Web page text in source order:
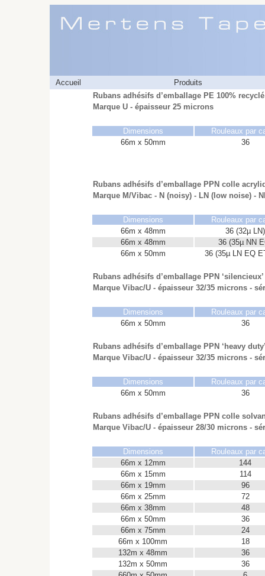
Accueil
Produits
Rubans adhésifs d’emballage PE 100%
Marque U - épaisseur 25 microns
Dimensions
Rouleaux par
66m x 50mm
36
Rubans adhésifs d’emballage PPN colle
Marque M/Vibac - N (noisy) - LN (low noise) -
Dimensions
Rouleaux par
66m x 48mm
36 (32µ LN)
66m x 48mm
36 (35µ NN
66m x 50mm
36 (35µ LN EQ
Rubans adhésifs d’emballage PPN
Marque Vibac/U - épaisseur 32/35 microns -
Dimensions
Rouleaux par
66m x 50mm
36
Rubans adhésifs d’emballage PPN ‘heavy
Marque Vibac/U - épaisseur 32/35 microns -
Dimensions
Rouleaux par
66m x 50mm
36
Rubans adhésifs d’emballage PPN colle
Marque Vibac/U - épaisseur 28/30 microns -
Dimensions
Rouleaux par
66m x 12mm
144
66m x 15mm
114
66m x 19mm
96
66m x 25mm
72
66m x 38mm
48
66m x 50mm
36
66m x 75mm
24
66m x 100mm
18
132m x 48mm
36
132m x 50mm
36